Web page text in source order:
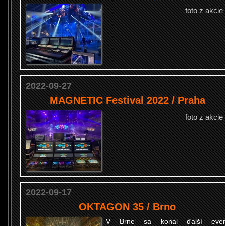
foto z akcie
2022-09-27
MAGNETIC Festival 2022 / Praha
foto z akcie
2022-09-17
OKTAGON 35 / Brno
V Brne sa konal ďalší